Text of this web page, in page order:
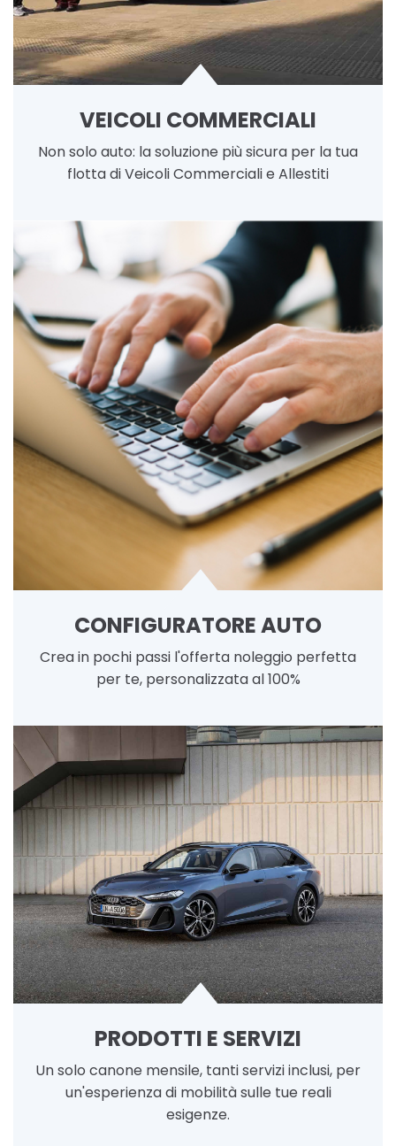
VEICOLI COMMERCIALI
Non solo auto: la soluzione più sicura per la tua
flotta di Veicoli Commerciali e Allestiti
CONFIGURATORE AUTO
Crea in pochi passi l'offerta noleggio perfetta
per te, personalizzata al 100%
PRODOTTI E SERVIZI
Un solo canone mensile, tanti servizi inclusi, per
un'esperienza di mobilità sulle tue reali
esigenze.